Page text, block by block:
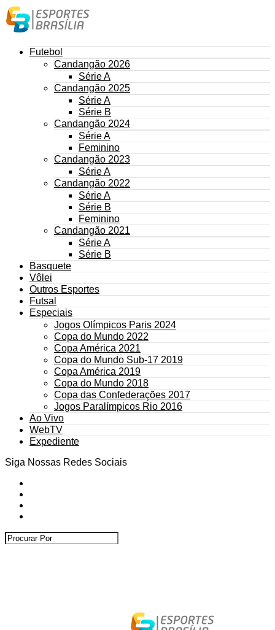
Futebol
Candangão 2026
Série A
Candangão 2025
Série A
Série B
Candangão 2024
Série A
Feminino
Candangão 2023
Série A
Candangão 2022
Série A
Série B
Feminino
Candangão 2021
Série A
Série B
Basquete
Vôlei
Outros Esportes
Futsal
Especiais
Jogos Olímpicos Paris 2024
Copa do Mundo 2022
Copa América 2021
Copa do Mundo Sub-17 2019
Copa América 2019
Copa do Mundo 2018
Copa das Confederações 2017
Jogos Paralímpicos Rio 2016
Ao Vivo
WebTV
Expediente
Siga Nossas Redes Sociais